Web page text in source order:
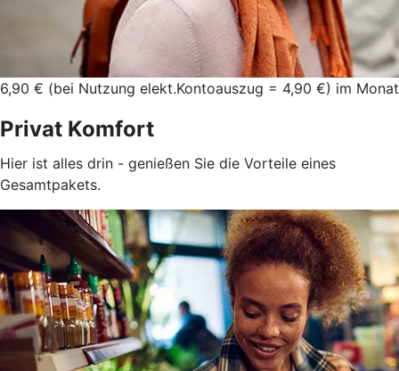
6,90 € (bei Nutzung elekt.Kontoauszug = 4,90 €) im Monat
Privat Komfort
Hier ist alles drin - genießen Sie die Vorteile eines
Gesamtpakets.